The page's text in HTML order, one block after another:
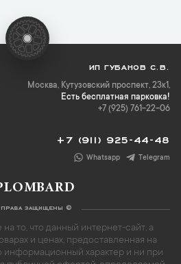
ИП ГУБАНОВ С.В.
Москва, Кутузовский проспект, 23к1,
Есть бесплатная парковка!
+7 (925) 761-22-06
+7 (911) 925-44-48
Whatsapp Telegram
защищены ©
то, что данный интернет-сайт, а
и ценах, предоставленная на
информационный характер и ни при